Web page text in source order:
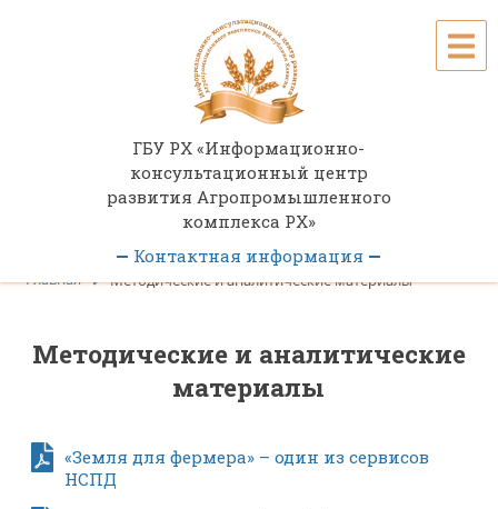
ГБУ РХ «Информационно-
консультационный центр
развития Агропромышленного
комплекса РХ»
Контактная информация
Пн-Пт 08:00-17:00 (обед 12:00 - 13:00)
8 (3902) 248-820
Главная Методические и аналитические материалы
Методические и аналитические
материалы
«Земля для фермера» – один из сервисов
НСПД